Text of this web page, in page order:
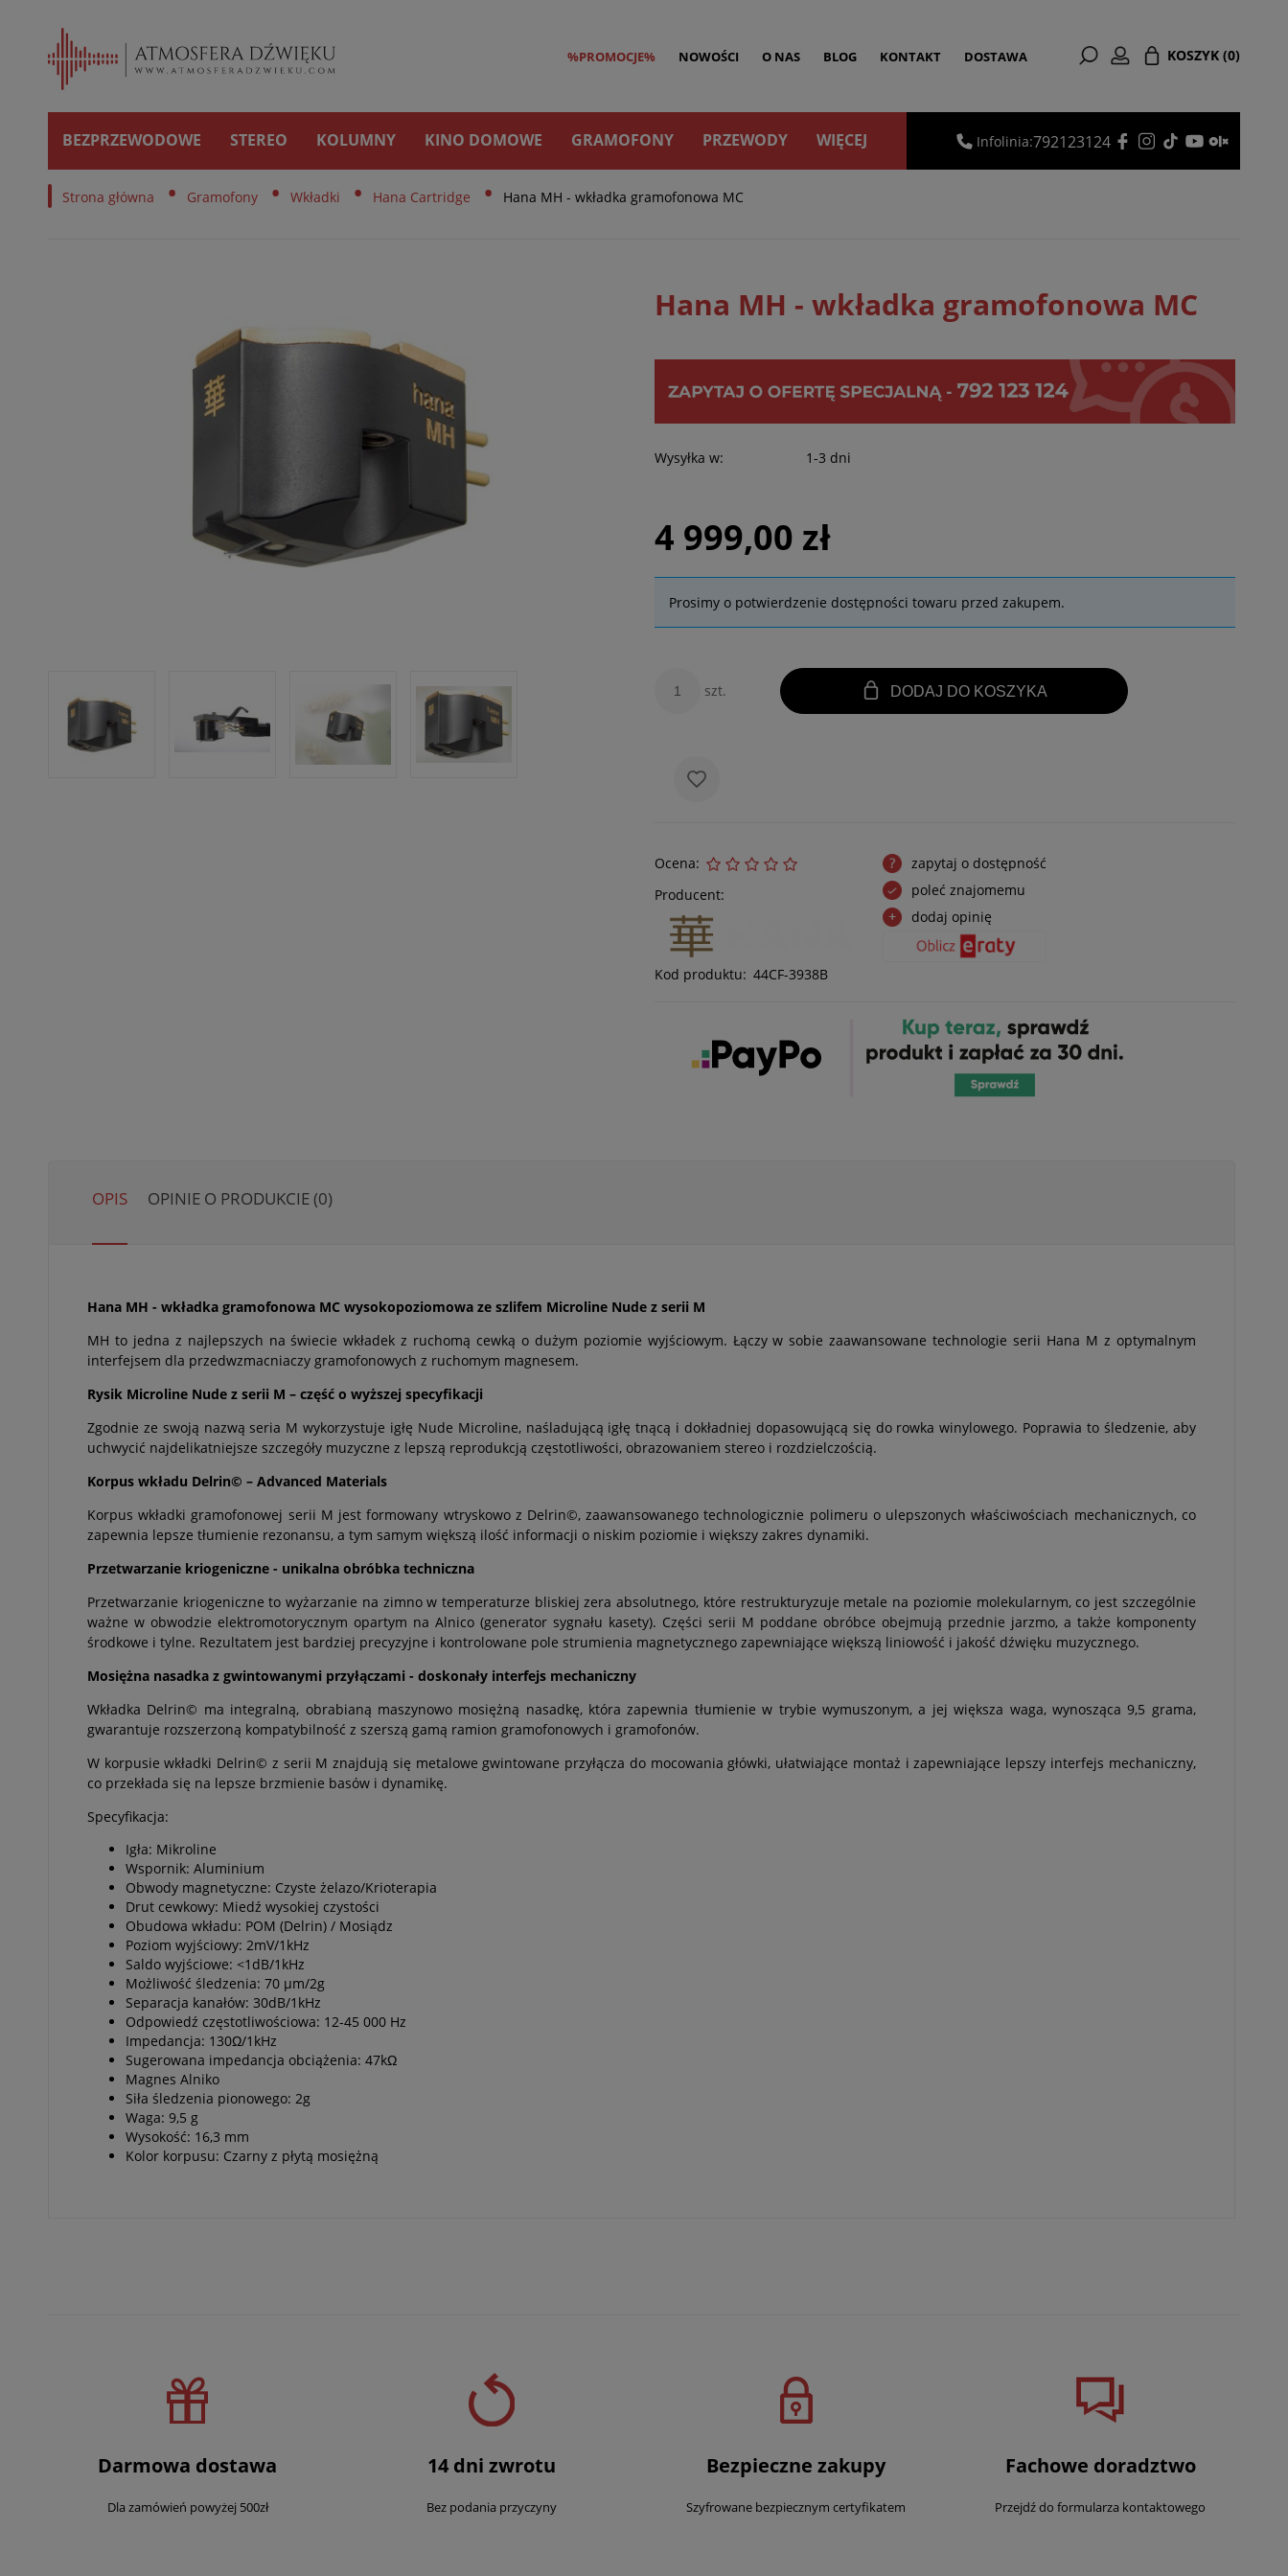
KOSZYK (0)
%PROMOCJE% NOWOŚCI O NAS BLOG KONTAKT DOSTAWA
BEZPRZEWODOWE STEREO KOLUMNY KINO DOMOWE GRAMOFONY PRZEWODY WIĘCEJ Infolinia:792123124
Strona główna • Gramofony • Wkładki • Hana Cartridge • Hana MH - wkładka gramofonowa MC
Hana MH - wkładka gramofonowa MC
Wysyłka w: 1-3 dni
4 999,00 zł
Prosimy o potwierdzenie dostępności towaru przed zakupem.
szt. DODAJ DO KOSZYKA
Ocena:
Producent:
Kod produktu: 44CF-3938B
zapytaj o dostępność
poleć znajomemu
dodaj opinię
OPIS OPINIE O PRODUKCIE (0)
Hana MH - wkładka gramofonowa MC wysokopoziomowa ze szlifem Microline Nude z serii M
MH to jedna z najlepszych na świecie wkładek z ruchomą cewką o dużym poziomie wyjściowym. Łączy w sobie zaawansowane technologie serii Hana M z optymalnym
interfejsem dla przedwzmacniaczy gramofonowych z ruchomym magnesem.
Rysik Microline Nude z serii M – część o wyższej specyfikacji
Zgodnie ze swoją nazwą seria M wykorzystuje igłę Nude Microline, naśladującą igłę tnącą i dokładniej dopasowującą się do rowka winylowego. Poprawia to śledzenie, aby
uchwycić najdelikatniejsze szczegóły muzyczne z lepszą reprodukcją częstotliwości, obrazowaniem stereo i rozdzielczością.
Korpus wkładu Delrin© – Advanced Materials
Korpus wkładki gramofonowej serii M jest formowany wtryskowo z Delrin©, zaawansowanego technologicznie polimeru o ulepszonych właściwościach mechanicznych, co
zapewnia lepsze tłumienie rezonansu, a tym samym większą ilość informacji o niskim poziomie i większy zakres dynamiki.
Przetwarzanie kriogeniczne - unikalna obróbka techniczna
Przetwarzanie kriogeniczne to wyżarzanie na zimno w temperaturze bliskiej zera absolutnego, które restrukturyzuje metale na poziomie molekularnym, co jest szczególnie
ważne w obwodzie elektromotorycznym opartym na Alnico (generator sygnału kasety). Części serii M poddane obróbce obejmują przednie jarzmo, a także komponenty
środkowe i tylne. Rezultatem jest bardziej precyzyjne i kontrolowane pole strumienia magnetycznego zapewniające większą liniowość i jakość dźwięku muzycznego.
Mosiężna nasadka z gwintowanymi przyłączami - doskonały interfejs mechaniczny
Wkładka Delrin© ma integralną, obrabianą maszynowo mosiężną nasadkę, która zapewnia tłumienie w trybie wymuszonym, a jej większa waga, wynosząca 9,5 grama,
gwarantuje rozszerzoną kompatybilność z szerszą gamą ramion gramofonowych i gramofonów.
W korpusie wkładki Delrin© z serii M znajdują się metalowe gwintowane przyłącza do mocowania główki, ułatwiające montaż i zapewniające lepszy interfejs mechaniczny,
co przekłada się na lepsze brzmienie basów i dynamikę.
Specyfikacja:
Igła: Mikroline
Wspornik: Aluminium
Obwody magnetyczne: Czyste żelazo/Krioterapia
Drut cewkowy: Miedź wysokiej czystości
Obudowa wkładu: POM (Delrin) / Mosiądz
Poziom wyjściowy: 2mV/1kHz
Saldo wyjściowe: <1dB/1kHz
Możliwość śledzenia: 70 µm/2g
Separacja kanałów: 30dB/1kHz
Odpowiedź częstotliwościowa: 12-45 000 Hz
Impedancja: 130Ω/1kHz
Sugerowana impedancja obciążenia: 47kΩ
Magnes Alniko
Siła śledzenia pionowego: 2g
Waga: 9,5 g
Wysokość: 16,3 mm
Kolor korpusu: Czarny z płytą mosiężną
Darmowa dostawa
Dla zamówień powyżej 500zł
14 dni zwrotu
Bez podania przyczyny
Bezpieczne zakupy
Szyfrowane bezpiecznym certyfikatem
Fachowe doradztwo
Przejdź do formularza kontaktowego